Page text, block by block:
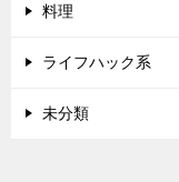
料理
ライフハック系
未分類